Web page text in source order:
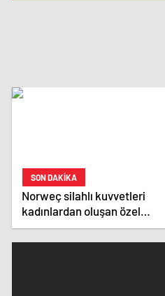
SON DAKİKA
Norweç silahlı kuvvetleri
kadınlardan oluşan özel
kuvvetler eğitimlerini